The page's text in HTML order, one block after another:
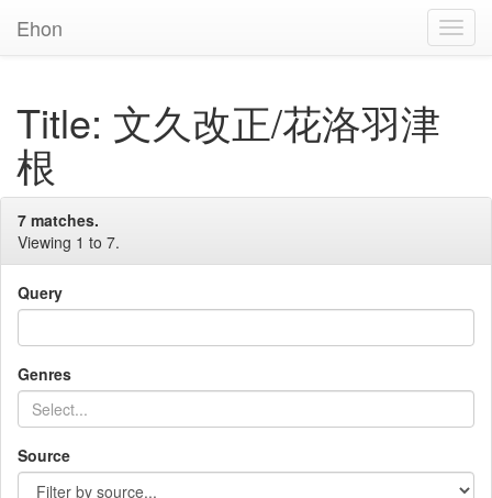
Ehon
Title: 文久改正/花洛羽津
根
7 matches.
Viewing 1 to 7.
Query
Genres
Source